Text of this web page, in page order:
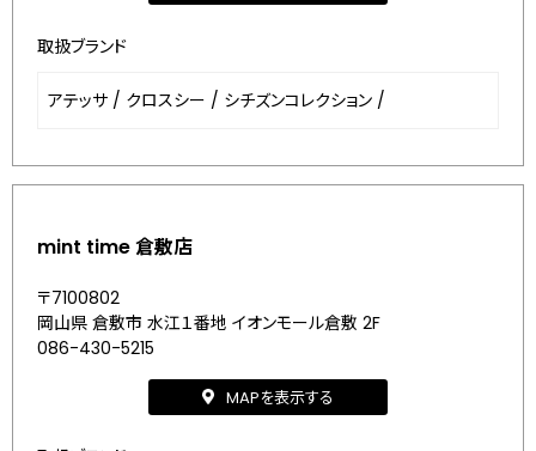
取扱ブランド
アテッサ / クロスシー / シチズンコレクション /
mint time 倉敷店
〒7100802
岡山県 倉敷市 水江１番地 イオンモール倉敷 2F
086-430-5215
MAPを表示する